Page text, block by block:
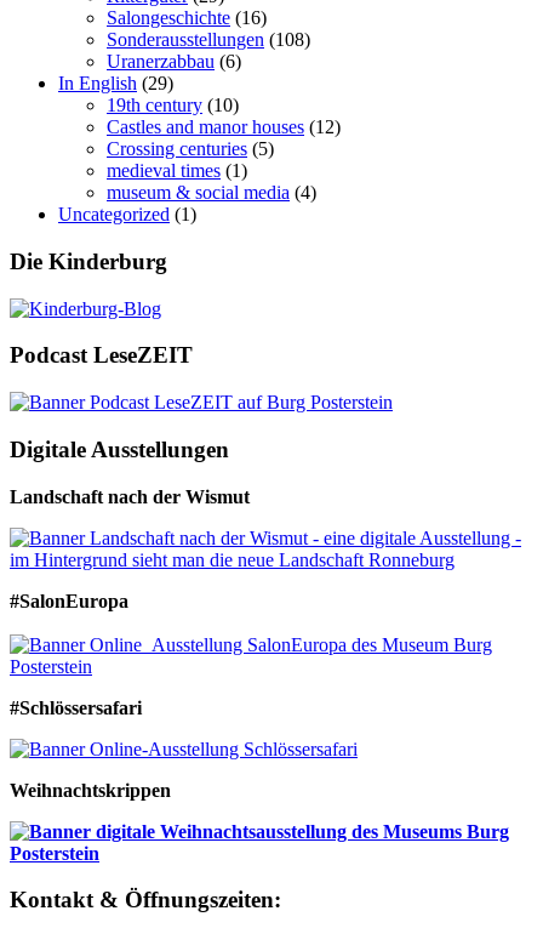
Salongeschichte (16)
Sonderausstellungen (108)
Uranerzabbau (6)
In English (29)
19th century (10)
Castles and manor houses (12)
Crossing centuries (5)
medieval times (1)
museum & social media (4)
Uncategorized (1)
Die Kinderburg
Podcast LeseZEIT
Digitale Ausstellungen
Landschaft nach der Wismut
#SalonEuropa
#Schlössersafari
Weihnachtskrippen
Kontakt & Öffnungszeiten: